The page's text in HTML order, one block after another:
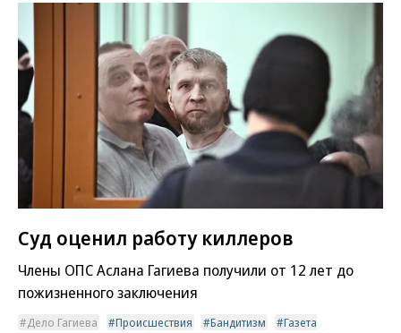
Суд оценил работу киллеров
Члены ОПС Аслана Гагиева получили от 12 лет до
пожизненного заключения
Дело Гагиева Происшествия Бандитизм
Газета